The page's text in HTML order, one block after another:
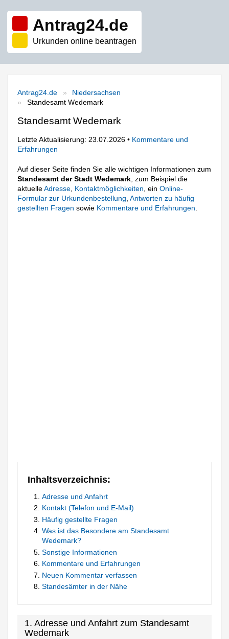
Antrag24.de
Urkunden online beantragen
Antrag24.de
Niedersachsen
Standesamt Wedemark
Standesamt Wedemark
Letzte Aktualisierung: 23.07.2026 • Kommentare und
Erfahrungen
Auf dieser Seite finden Sie alle wichtigen Informationen zum
Standesamt der Stadt Wedemark , zum Beispiel die
aktuelleAdresse Kontaktmöglichkeiten , einOnline-
Formular zur Urkundenbestellung ,Antworten zu häufig
gestellten Fragen sowie Kommentare und Erfahrungen
Inhaltsverzeichnis:
Adresse und Anfahrt
Kontakt (Telefon und E-Mail)
Häufig gestellte Fragen
Was ist das Besondere am Standesamt
Wedemark?
Sonstige Informationen
Kommentare und Erfahrungen
Neuen Kommentar verfassen
Standesämter in der Nähe
1. Adresse und Anfahrt zum Standesamt
Wedemark